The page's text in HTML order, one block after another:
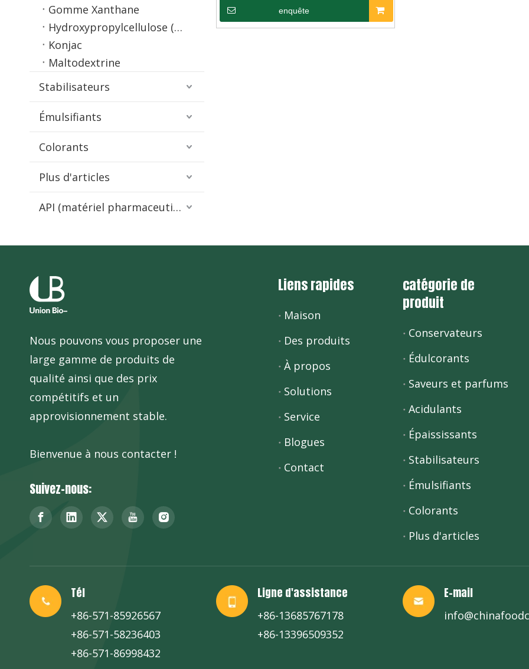
Gomme Xanthane
Hydroxypropylcellulose (HPC)
Konjac
Maltodextrine
Stabilisateurs
Émulsifiants
Colorants
Plus d'articles
API (matériel pharmaceutique)
enquête
Nous pouvons vous proposer une
large gamme de produits de
qualité ainsi que des prix
compétitifs et un
approvisionnement stable.
Bienvenue à nous contacter !
Suivez-nous:
Liens rapides
Maison
Des produits
À propos
Solutions
Service
Blogues
Contact
catégorie de
produit
Conservateurs
Édulcorants
Saveurs et parfums
Acidulants
Épaississants
Stabilisateurs
Émulsifiants
Colorants
Plus d'articles
Tél
+86-571-85926567
+86-571-58236403
+86-571-86998432
Ligne d'assistance
+86-13685767178
+86-13396509352
E-mail